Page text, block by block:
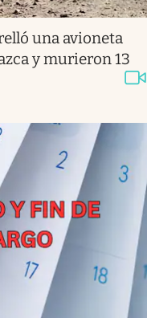
una avioneta
y murieron 13